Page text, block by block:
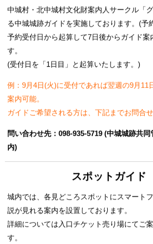
中城村・北中城村文化財案内人サークル「
る中城城跡ガイドを実施しております。(予
予約受付日から起算して7日後からガイド案
す。
(受付日を「1日目」と起算いたします。)
例：9月4日(火)に受付であれば翌週の9月11
案内可能。
ガイドご希望される方は、下記までお問合
問い合わせ先：098-935-5719 (中城城跡共
内)
スポットガイド
城内では、各見どころスポットにスマート
説が見れる案内を設置しております。
詳細については入口チケット売り場にてご
す。